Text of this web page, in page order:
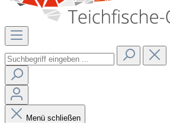
Menü schließen